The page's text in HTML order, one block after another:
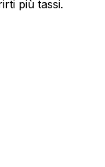
più tassi.